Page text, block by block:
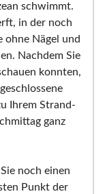
schwimmt.
in der noch
ohne Nägel und
Nachdem Sie
konnten,
Ihrem Strand-
ganz
noch einen
Punkt der